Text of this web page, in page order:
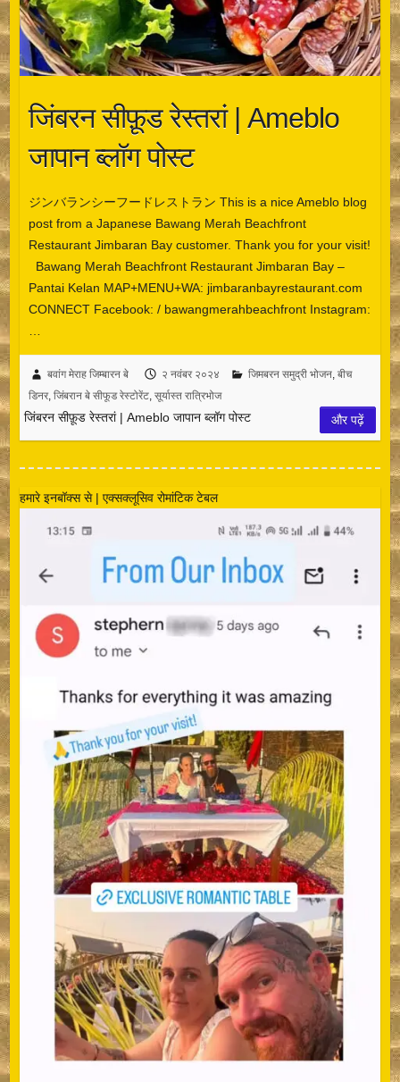
जिंबरन सीफ़ूड रेस्तरां | Ameblo
जापान ब्लॉग पोस्ट
ジンバランシーフードレストラン This is a nice Ameblo blog
post from a Japanese Bawang Merah Beachfront
Restaurant Jimbaran Bay customer. Thank you for your visit!
Bawang Merah Beachfront Restaurant Jimbaran Bay –
Pantai Kelan MAP+MENU+WA: jimbaranbayrestaurant.com
CONNECT Facebook: / bawangmerahbeachfront Instagram:
बवांग मेराह जिम्बारन बे २ नवंबर २०२४ जिमबरन समुद्री भोजन, बीच
डिनर, जिंबरान बे सीफूड रेस्टोरेंट, सूर्यास्त रात्रिभोज
जिंबरन सीफ़ूड रेस्तरां | Ameblo जापान ब्लॉग पोस्ट और पढ़ें
हमारे इनबॉक्स से | एक्सक्लूसिव रोमांटिक टेबल